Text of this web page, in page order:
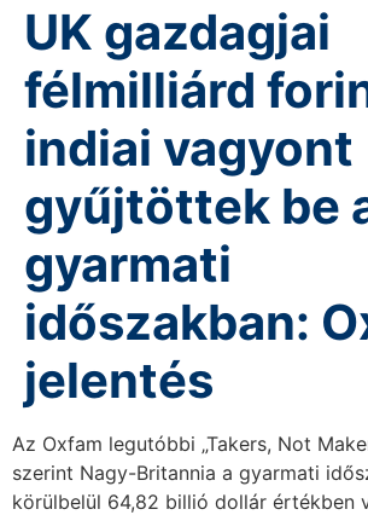
UK gazdagjai
félmilliárd
indiai vagyont
gyűjtöttek be
gyarmati
időszakban:
jelentés
Az Oxfam legutóbbi „Takers, Not
szerint Nagy-Britannia a gyarmati
körülbelül 64,82 billió dollár értékben